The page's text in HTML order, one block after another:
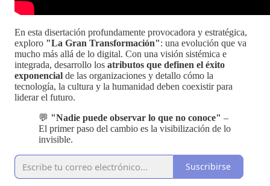
En esta disertación profundamente provocadora y estratégica,
exploro "La Gran Transformación": una evolución que va
mucho más allá de lo digital. Con una visión sistémica e
integrada, desarrollo los atributos que definen el éxito
exponencial de las organizaciones y detallo cómo la
tecnología, la cultura y la humanidad deben coexistir para
liderar el futuro.
💬 "Nadie puede observar lo que no conoce" –
El primer paso del cambio es la visibilización de lo
invisible.
Suscribirse